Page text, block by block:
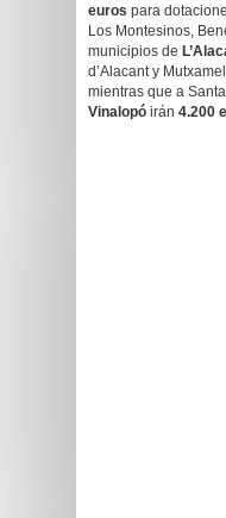
euros para
Los Montesinos,
municipios de
d’Alacant y
mientras que a
Vinalopó irán 4.200